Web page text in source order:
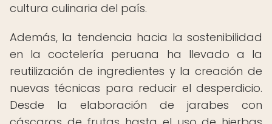
cultura culinaria del país.
Además, la tendencia hacia la sostenibilidad
en la coctelería peruana ha llevado a la
reutilización de ingredientes y la creación de
nuevas técnicas para reducir el desperdicio.
Desde la elaboración de jarabes con